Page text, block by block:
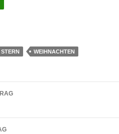
STERN WEIHNACHTEN